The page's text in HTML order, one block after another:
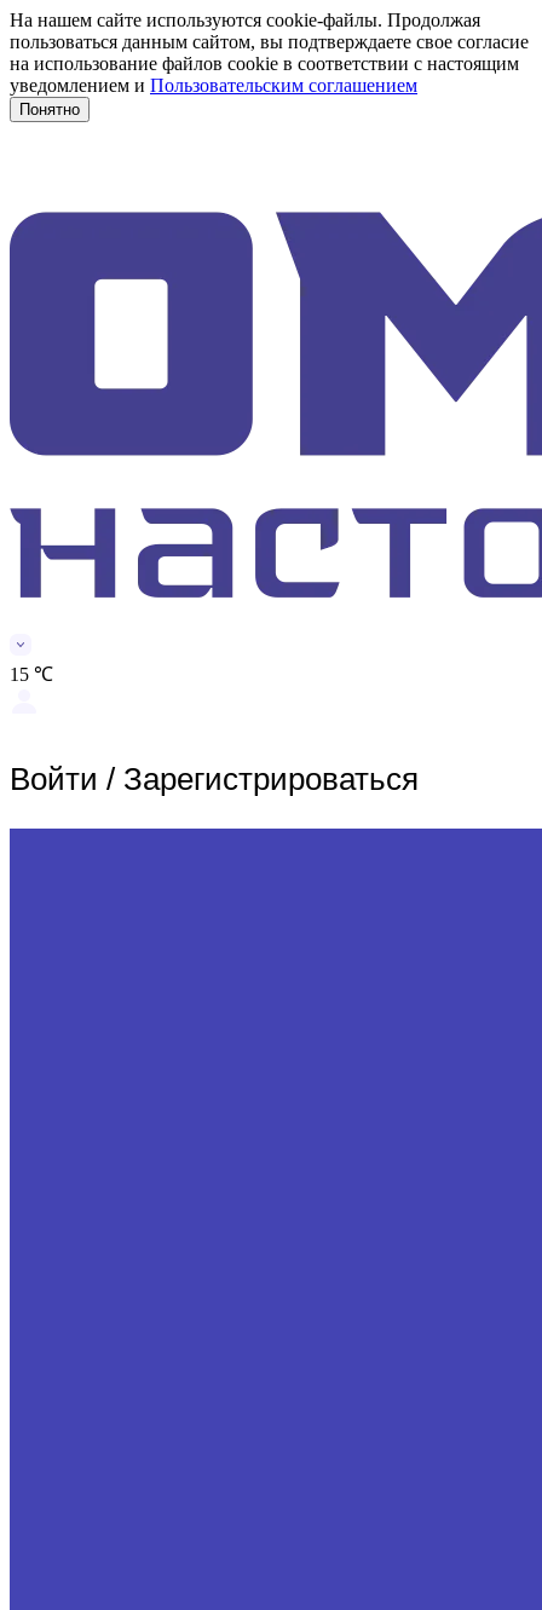
На нашем сайте используются cookie-файлы. Продолжая
пользоваться данным сайтом, вы подтверждаете свое согласие
на использование файлов cookie в соответствии с настоящим
уведомлением и Пользовательским соглашением
Понятно
15 ℃
Войти / Зарегистрироваться